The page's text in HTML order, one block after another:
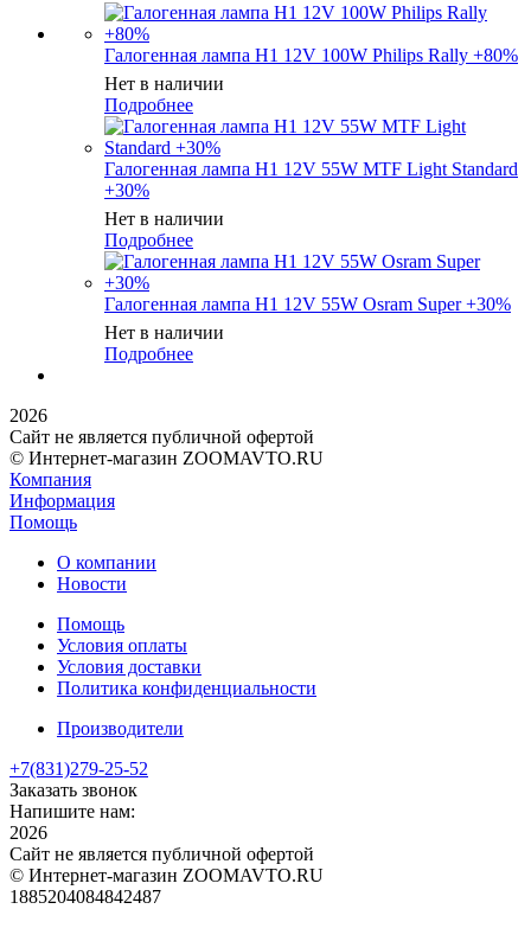
Галогенная лампа H1 12V 100W Philips Rally +80%
Нет в наличии
Подробнее
Галогенная лампа H1 12V 55W MTF Light Standard
+30%
Нет в наличии
Подробнее
Галогенная лампа H1 12V 55W Osram Super +30%
Нет в наличии
Подробнее
2026
Сайт не является публичной офертой
© Интернет-магазин ZOOMAVTO.RU
Компания
Информация
Помощь
О компании
Новости
Помощь
Условия оплаты
Условия доставки
Политика конфиденциальности
Производители
+7(831)279-25-52
Заказать звонок
Напишите нам:
2026
Сайт не является публичной офертой
© Интернет-магазин ZOOMAVTO.RU
1885204084842487